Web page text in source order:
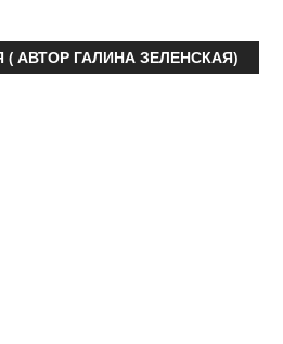
АВТОР ГАЛИНА ЗЕЛЕНСКАЯ)